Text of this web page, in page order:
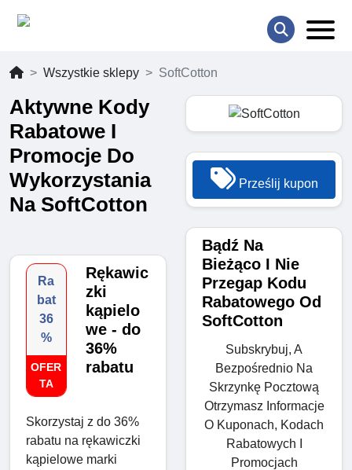
Wszystkie sklepy SoftCotton
Aktywne Kody
Rabatowe I
Promocje Do
Wykorzystania
Na SoftCotton
Ra
bat
36
%
OFER
TA
Rękawic
zki
kąpielo
we - do
36%
rabatu
Skorzystaj z do 36%
rabatu na rękawiczki
kąpielowe marki
Prześlij kupon
Bądź Na
Bieżąco I Nie
Przegap Kodu
Rabatowego Od
SoftCotton
Subskrybuj, A
Bezpośrednio Na
Skrzynkę Pocztową
Otrzymasz Informacje
O Kuponach, Kodach
Rabatowych I
Promocjach